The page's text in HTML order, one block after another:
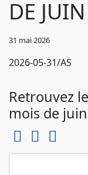
DE JUIN
31 mai 2026
2026-05-31/AS
Retrouvez
mois de juin